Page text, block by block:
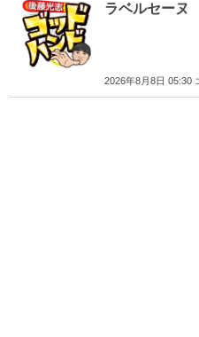
ラベルセーヌ
2026年8月8日 05:30